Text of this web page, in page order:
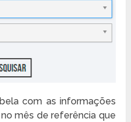
com as informações
mês de referência que